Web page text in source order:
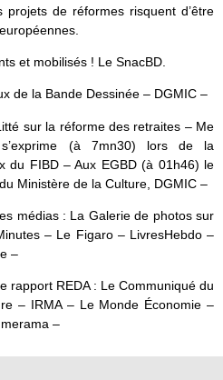
de réformes risquent d’être
et mobilisés ! Le SnacBD.
de la Bande Dessinée – DGMIC –
sur la réforme des retraites – Me
(à 7mn30) lors de la
du FIBD – Aux EGBD (à 01h46) le
Ministère de la Culture, DGMIC –
médias : La Galerie de photos sur
– Le Figaro – LivresHebdo –
–
rapport REDA : Le Communiqué du
– IRMA – Le Monde Économie –
–